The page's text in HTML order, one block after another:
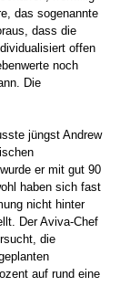
das sogenannte
dass die
offen
noch
Die
jüngst Andrew
er mit gut 90
haben sich fast
nicht hinter
Der Aviva-Chef
die
auf rund eine